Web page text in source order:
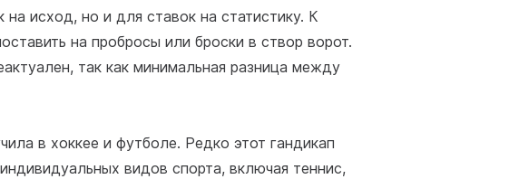
исход, но и для ставок на статистику. К
на пробросы или броски в створ ворот.
так как минимальная разница между
в хоккее и футболе. Редко этот гандикап
видов спорта, включая теннис,